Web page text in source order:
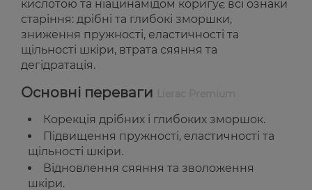
кислотою та ніацинамідом коригує всі ознаки
старіння: дрібні та глибокі зморшки,
зниження пружності, еластичності та
щільності шкіри, втрата сяяння та
дегідратація.
Основні переваги
Корекція дрібних і глибоких зморшок.
Підвищення пружності, еластичності та
щільності шкіри.
Відновлення сяяння та зволоження
шкіри.